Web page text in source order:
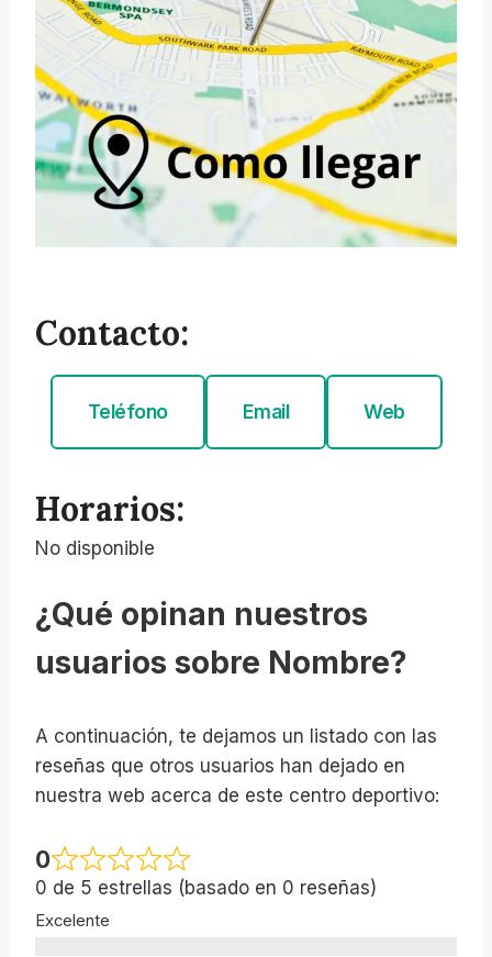
Contacto:
Teléfono Email Web
Horarios:
No disponible
¿Qué opinan nuestros
usuarios sobre Nombre?
A continuación, te dejamos un listado con las
reseñas que otros usuarios han dejado en
nuestra web acerca de este centro deportivo:
0
0 de 5 estrellas (basado en 0 reseñas)
Excelente